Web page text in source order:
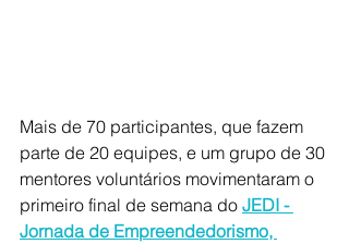
Mais de 70 participantes, que fazem
parte de 20 equipes, e um grupo de 30
mentores voluntários movimentaram o
primeiro final de semana do JEDI -
Jornada de Empreendedorismo,